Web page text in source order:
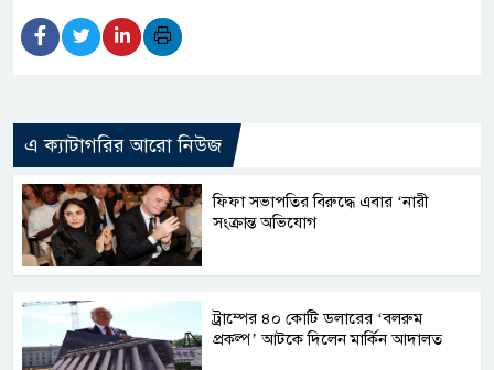
এ ক্যাটাগরির আরো নিউজ
ফিফা সভাপতির বিরুদ্ধে এবার ‘নারী
সংক্রান্ত অভিযোগ
ট্রাম্পের ৪০ কোটি ডলারের ‘বলরুম
প্রকল্প’ আটকে দিলেন মার্কিন আদালত